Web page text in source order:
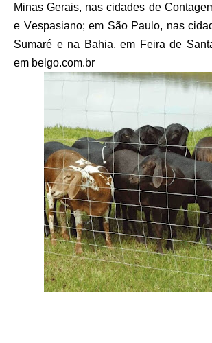
Minas Gerais, nas cidades de
e Vespasiano; em São Paulo, nas
Sumaré e na Bahia, em Feira de
em belgo.com.br